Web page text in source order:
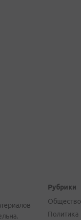
Рубрики
Общество
Политика